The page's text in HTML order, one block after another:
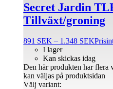
Secret Jardin
Tillväxt/groning
891 SEK – 1.348 SEK
I lager
Kan skickas idag
Välj variant:
Den här produkten har flera
kan väljas på produktsidan